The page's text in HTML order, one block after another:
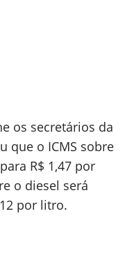
os secretários da
que o ICMS sobre
R$ 1,47 por
o diesel será
por litro.